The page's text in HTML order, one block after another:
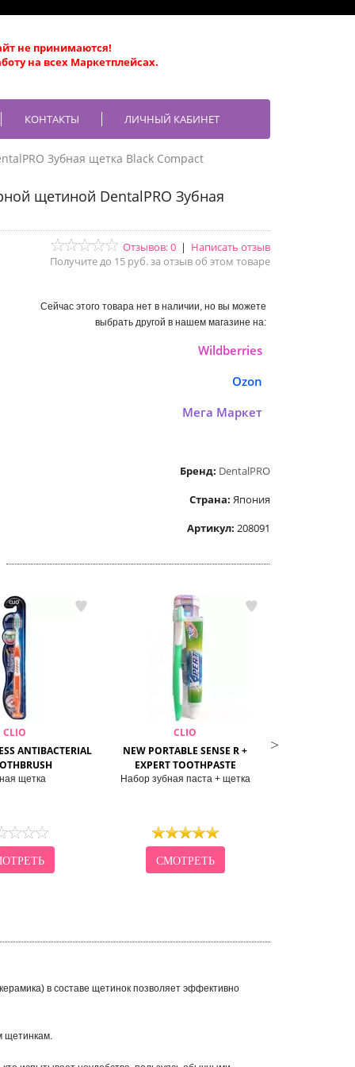
не принимаются!
на всех Маркетплейсах.
КОНТАКТЫ ЛИЧНЫЙ КАБИНЕТ
Зубная щетка Black Compact
щетиной DentalPRO Зубная
Отзывов: 0 | Написать отзыв
Получите до 15 руб. за отзыв об этом товаре
Сейчас этого товара нет в наличии, но вы можете
выбрать другой в нашем магазине на:
Wildberries
Ozon
Мега Маркет
Бренд: DentalPRO
Страна: Япония
Артикул: 208091
CLIO
ANTIBACTERIAL
щетка
CLIO
NEW PORTABLE SENSE R +
EXPERT TOOTHPASTE
Набор зубная паста + щетка
СМОТРЕТЬ
в составе щетинок позволяет эффективно
щетинкам.